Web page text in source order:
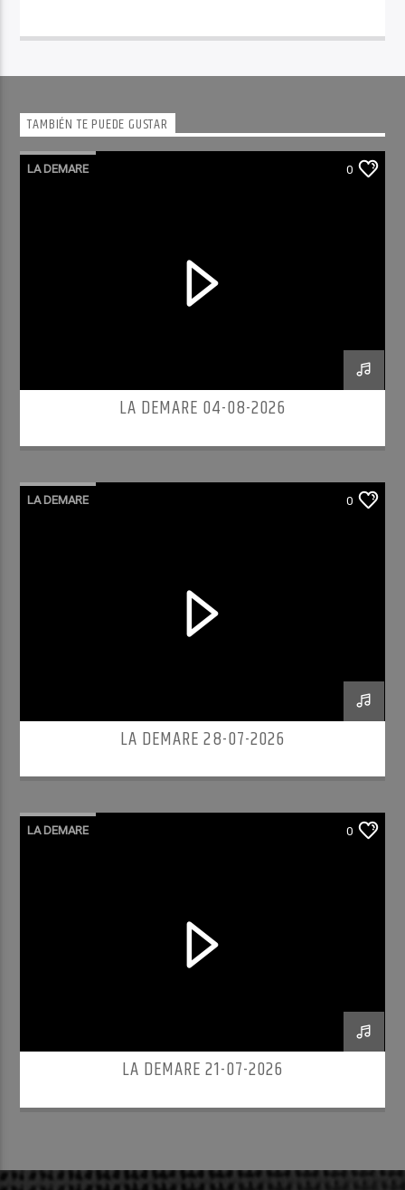
TAMBIÉN TE PUEDE GUSTAR
LA DEMARE 0
LA DEMARE 04-08-2026
LA DEMARE 0
LA DEMARE 28-07-2026
LA DEMARE 0
LA DEMARE 21-07-2026